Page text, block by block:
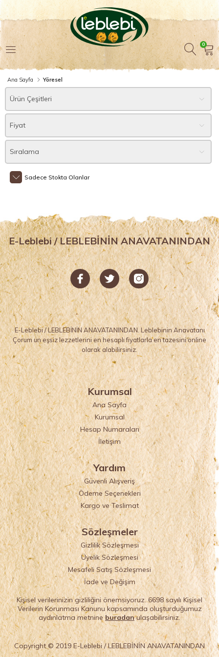
0
Ana Sayfa Yöresel
Ürün Çeşitleri
Fiyat
Sıralama
Sadece Stokta Olanlar
E-Leblebi / LEBLEBİNİN ANAVATANINDAN
E-Leblebi / LEBLEBİNİN ANAVATANINDAN. Leblebinin Anavatanı
Çorum un eşsiz lezzetlerini en hesaplı fiyatlarla en tazesini online
olarak alabilirsiniz.
Kurumsal
Ana Sayfa
Kurumsal
Hesap Numaraları
İletişim
Yardım
Güvenli Alışveriş
Ödeme Seçenekleri
Kargo ve Teslimat
Sözleşmeler
Gizlilik Sözleşmesi
Üyelik Sözleşmesi
Mesafeli Satış Sözleşmesi
İade ve Değişim
Kişisel verilerinizin gizliliğini önemsiyoruz. 6698 sayılı Kişisel
Verilerin Korunması Kanunu kapsamında oluşturduğumuz
aydınlatma metnineburadanulaşabilirsiniz.
Copyright © 2019 E-Leblebi / LEBLEBİNİN ANAVATANINDAN